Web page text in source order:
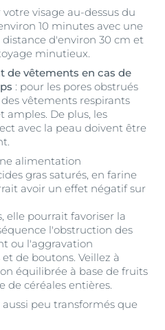
visage au-dessus du
10 minutes avec une
d'environ 30 cm et
minutieux.
de vêtements en cas de
: pour les pores obstrués
vêtements respirants
amples. De plus, les
avec la peau doivent être
alimentation
gras saturés, en farine
avoir un effet négatif sur
elle pourrait favoriser la
l'obstruction des
ou l'aggravation
de boutons. Veillez à
équilibrée à base de fruits
de céréales entières.
peu transformés que